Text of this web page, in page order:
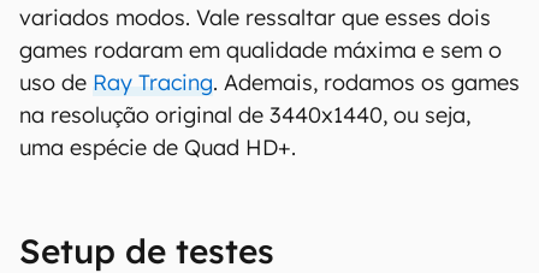
variados modos. Vale ressaltar que esses dois
games rodaram em qualidade máxima e sem o
uso de Ray Tracing. Ademais, rodamos os games
na resolução original de 3440x1440, ou seja,
uma espécie de Quad HD+.
Setup de testes